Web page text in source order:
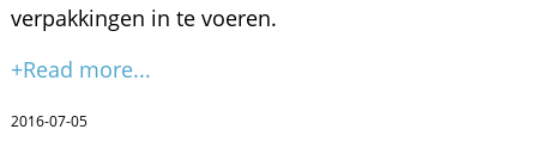
verpakkingen in te voeren.
+Read more...
2016-07-05